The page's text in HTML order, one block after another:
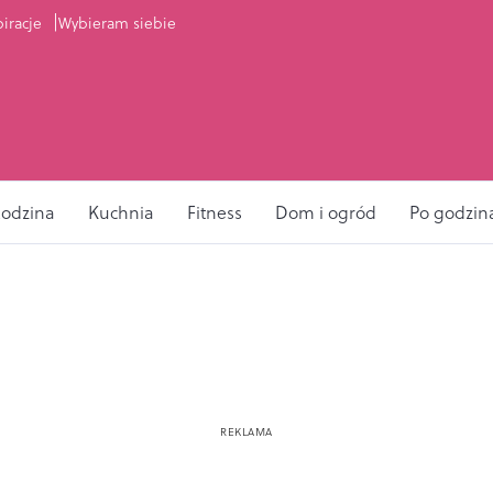
Wybieram siebie
Kuchnia Fitness Dom i ogród Po